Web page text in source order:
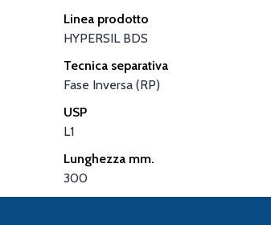
Linea prodotto
HYPERSIL BDS
Tecnica separativa
Fase Inversa (RP)
USP
L1
Lunghezza mm.
300